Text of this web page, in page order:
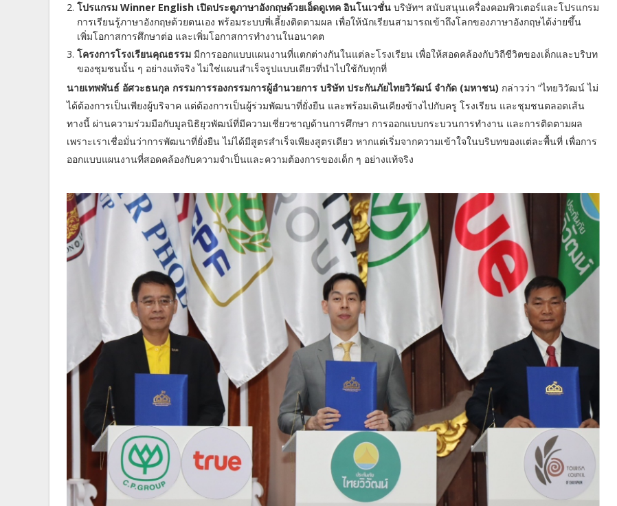
โปรแกรม Winner English เปิดประตูภาษาอังกฤษด้วยเอ็ดดูเทค อินโนเวชั่น บริษัทฯ สนับสนุนเครื่องคอมพิวเตอร์และโปรแกรม
การเรียนรู้ภาษาอังกฤษด้วยตนเอง พร้อมระบบพี่เลี้ยงติดตามผล เพื่อให้นักเรียนสามารถเข้าถึงโลกของภาษาอังกฤษได้ง่ายขึ้น
เพิ่มโอกาสการศึกษาต่อ และเพิ่มโอกาสการทำงานในอนาคต
โครงการโรงเรียนคุณธรรม มีการออกแบบแผนงานที่แตกต่างกันในแต่ละโรงเรียน เพื่อให้สอดคล้องกับวิถีชีวิตของเด็กและบริบท
ของชุมชนนั้น ๆ อย่างแท้จริง ไม่ใช่แผนสำเร็จรูปแบบเดียวที่นำไปใช้กับทุกที่
นายเทพพันธ์ อัศวะธนกุล กรรมการรองกรรมการผู้อำนวยการ บริษัท ประกันภัยไทยวิวัฒน์ จำกัด (มหาชน) กล่าวว่า “ไทยวิวัฒน์ ไม่
ได้ต้องการเป็นเพียงผู้บริจาค แต่ต้องการเป็นผู้ร่วมพัฒนาที่ยั่งยืน และพร้อมเดินเคียงข้างไปกับครู โรงเรียน และชุมชนตลอดเส้น
ทางนี้ ผ่านความร่วมมือกับมูลนิธิยุวพัฒน์ที่มีความเชี่ยวชาญด้านการศึกษา การออกแบบกระบวนการทำงาน และการติดตามผล
เพราะเราเชื่อมั่นว่าการพัฒนาที่ยั่งยืน ไม่ได้มีสูตรสำเร็จเพียงสูตรเดียว หากแต่เริ่มจากความเข้าใจในบริบทของแต่ละพื้นที่ เพื่อการ
ออกแบบแผนงานที่สอดคล้องกับความจำเป็นและความต้องการของเด็ก ๆ อย่างแท้จริง